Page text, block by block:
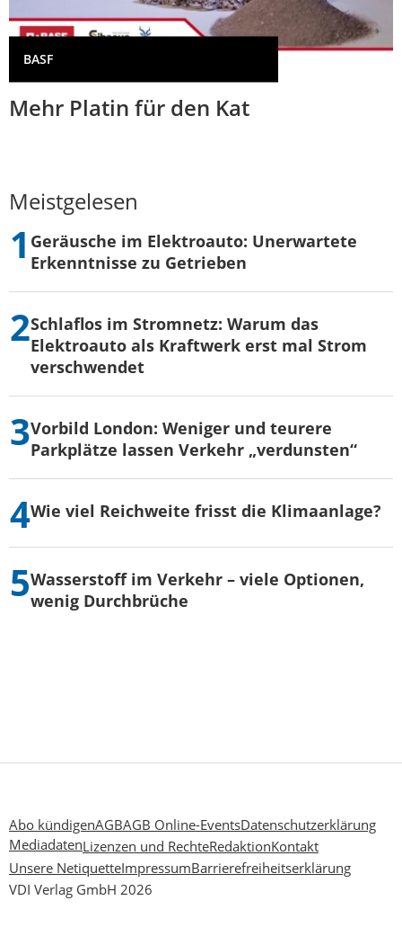
BASF
Mehr Platin für den Kat
Meistgelesen
Geräusche im Elektroauto: Unerwartete
Erkenntnisse zu Getrieben
Schlaflos im Stromnetz: Warum das
Elektroauto als Kraftwerk erst mal Strom
verschwendet
Vorbild London: Weniger und teurere
Parkplätze lassen Verkehr „verdunsten“
Wie viel Reichweite frisst die Klimaanlage?
Wasserstoff im Verkehr – viele Optionen,
wenig Durchbrüche
Abo kündigenAGBAGB Online-EventsDatenschutzerklärung
MediadatenLizenzen und RechteRedaktionKontakt
Unsere NetiquetteImpressumBarrierefreiheitserklärung
VDI Verlag GmbH 2026